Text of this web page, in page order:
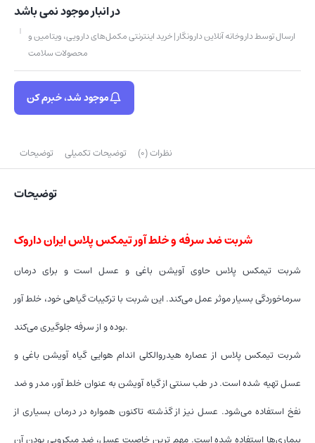
در انبار موجود نمی باشد
ارسال توسط داروخانه آنلاین دارونگار | خرید اینترنتی مکمل‌های دارویی، ویتامین و
محصولات سلامت
موجود شد، خبرم کن
توضیحات توضیحات تکمیلی نظرات (0)
توضیحات
شربت ضد سرفه و خلط آور تیمکس پلاس ایران داروک
شربت تیمکس پلاس حاوی آویشن باغی و عسل است و برای درمان
سرماخوردگی بسیار موثر عمل می‌کند. این شربت با ترکیبات گیاهی خود، خلط آور
بوده و از سرفه ‌جلوگیری می‌کند.
شربت تیمکس پلاس از عصاره هیدروالکلی اندام هوایی گیاه آویشن باغی و
عسل تهیه شده است. در طب سنتی از گیاه آویشن به عنوان خلط آور، مدر و ضد
نفخ استفاده می‌شود. عسل نیز از گذشته تاکنون همواره در درمان بسیاری از
بیماری‌ها استفاده شده است. مهم ترین خاصیت عسل، ضد میکروبی بودن آن